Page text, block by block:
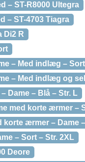
– ST-R8000 Ultegra
– ST-4703 Tiagra
Di2 R
– Med indlæg –
– Med indlæg og
Dame – Blå – Str. L
med korte ærmer –
ærmer – Dame
– Sort – Str. 2XL
Deore